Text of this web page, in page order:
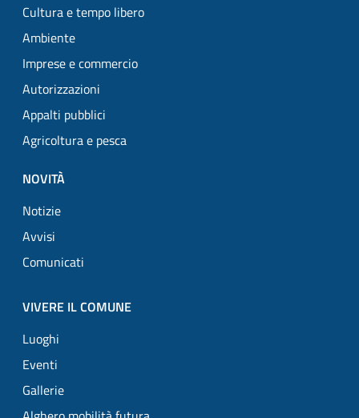
Cultura e tempo libero
Ambiente
Imprese e commercio
Autorizzazioni
Appalti pubblici
Agricoltura e pesca
NOVITÀ
Notizie
Avvisi
Comunicati
VIVERE IL COMUNE
Luoghi
Eventi
Gallerie